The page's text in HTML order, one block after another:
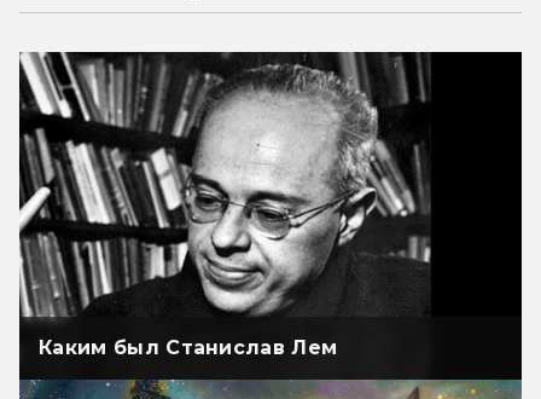
Каким был Станислав Лем